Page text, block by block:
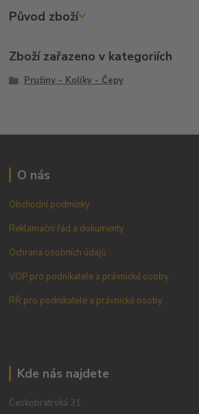
Původ zboží
Zboží zařazeno v kategoriích
Pružiny - Kolíky - Čepy
O nás
Obchodní podmínky
Reklamační řád a dokumenty
Ochrana osobních údajů
VOP pro podnikatele a právnické osoby
RŘ pro podnikatele a právnické osoby
Kde nás najdete
Českobratrská 31